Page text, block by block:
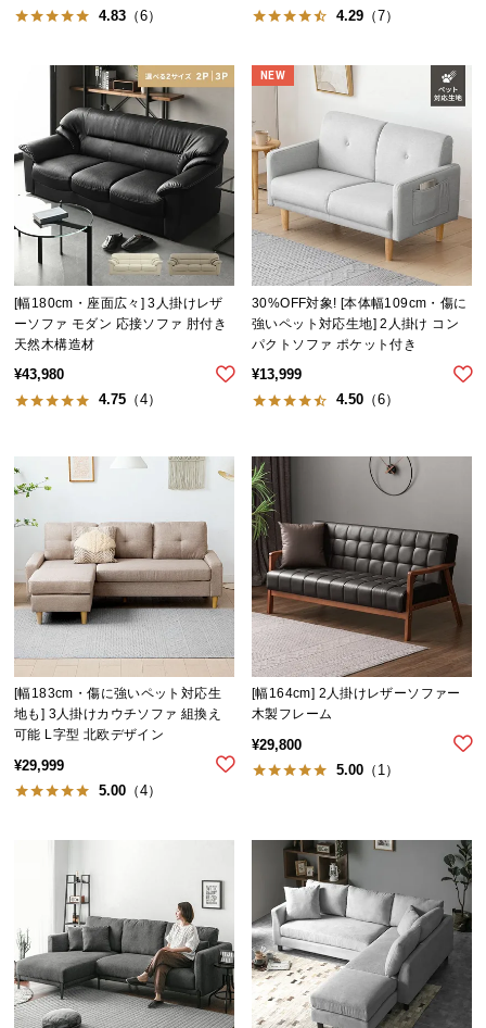
4.83 （6）
4.29 （7）
[幅180cm・座面広々] 3人掛けレザ
ーソファ モダン 応接ソファ 肘付き
天然木構造材
¥43,980
4.75 （4）
30%OFF対象! [本体幅109cm・傷に
強いペット対応生地] 2人掛け コン
パクトソファ ポケット付き
¥13,999
4.50 （6）
NEW
[幅183cm・傷に強いペット対応生
地も] 3人掛けカウチソファ 組換え
可能 L字型 北欧デザイン
¥29,999
5.00 （4）
[幅164cm] 2人掛けレザーソファー
木製フレーム
¥29,800
5.00 （1）